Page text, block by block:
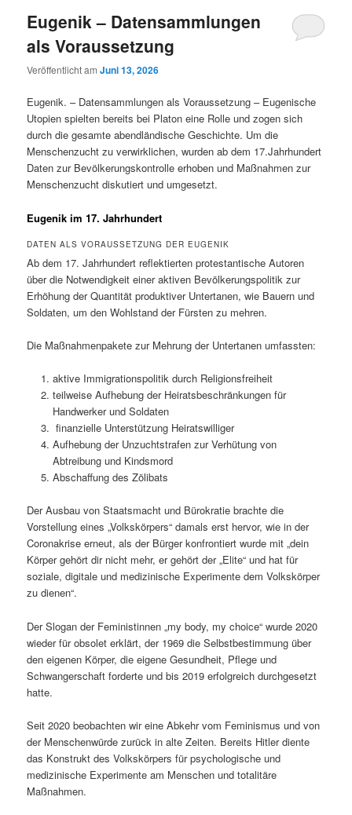
Eugenik – Datensammlungen
als Voraussetzung
Veröffentlicht amJuni 13, 2026
Eugenik. – Datensammlungen als Voraussetzung – Eugenische
Utopien spielten bereits bei Platon eine Rolle und zogen sich
durch die gesamte abendländische Geschichte. Um die
Menschenzucht zu verwirklichen, wurden ab dem 17.Jahrhundert
Daten zur Bevölkerungskontrolle erhoben und Maßnahmen zur
Menschenzucht diskutiert und umgesetzt.
Eugenik im 17. Jahrhundert
DATEN ALS VORAUSSETZUNG DER EUGENIK
Ab dem 17. Jahrhundert reflektierten protestantische Autoren
über die Notwendigkeit einer aktiven Bevölkerungspolitik zur
Erhöhung der Quantität produktiver Untertanen, wie Bauern und
Soldaten, um den Wohlstand der Fürsten zu mehren.
Die Maßnahmenpakete zur Mehrung der Untertanen umfassten:
aktive Immigrationspolitik durch Religionsfreiheit
teilweise Aufhebung der Heiratsbeschränkungen für
Handwerker und Soldaten
finanzielle Unterstützung Heiratswilliger
Aufhebung der Unzuchtstrafen zur Verhütung von
Abtreibung und Kindsmord
Abschaffung des Zölibats
Der Ausbau von Staatsmacht und Bürokratie brachte die
Vorstellung eines „Volkskörpers“ damals erst hervor, wie in der
Coronakrise erneut, als der Bürger konfrontiert wurde mit „dein
Körper gehört dir nicht mehr, er gehört der „Elite“ und hat für
soziale, digitale und medizinische Experimente dem Volkskörper
zu dienen“.
Der Slogan der Feministinnen „my body, my choice“ wurde 2020
wieder für obsolet erklärt, der 1969 die Selbstbestimmung über
den eigenen Körper, die eigene Gesundheit, Pflege und
Schwangerschaft forderte und bis 2019 erfolgreich durchgesetzt
hatte.
Seit 2020 beobachten wir eine Abkehr vom Feminismus und von
der Menschenwürde zurück in alte Zeiten. Bereits Hitler diente
das Konstrukt des Volkskörpers für psychologische und
medizinische Experimente am Menschen und totalitäre
Maßnahmen.